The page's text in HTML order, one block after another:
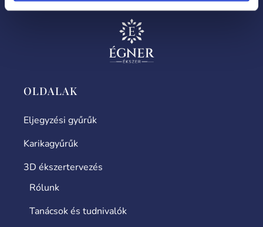
OLDALAK
Eljegyzési gyűrűk
Karikagyűrűk
3D ékszertervezés
Rólunk
Tanácsok és tudnivalók